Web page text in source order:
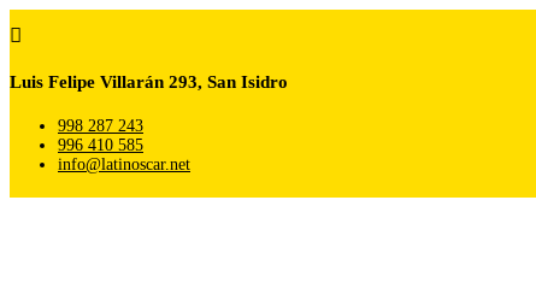

Luis Felipe Villarán 293, San Isidro
998 287 243
996 410 585
info@latinoscar.net